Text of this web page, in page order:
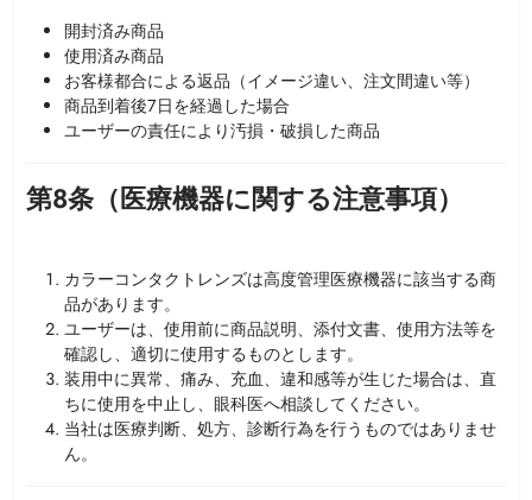
開封済み商品
使用済み商品
お客様都合による返品（イメージ違い、注文間違い等）
商品到着後7日を経過した場合
ユーザーの責任により汚損・破損した商品
第8条（医療機器に関する注意事項）
カラーコンタクトレンズは高度管理医療機器に該当する商
品があります。
ユーザーは、使用前に商品説明、添付文書、使用方法等を
確認し、適切に使用するものとします。
装用中に異常、痛み、充血、違和感等が生じた場合は、直
ちに使用を中止し、眼科医へ相談してください。
当社は医療判断、処方、診断行為を行うものではありませ
ん。